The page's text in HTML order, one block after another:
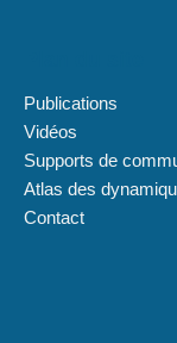
Publications
Vidéos
Supports de
Atlas des
Contact